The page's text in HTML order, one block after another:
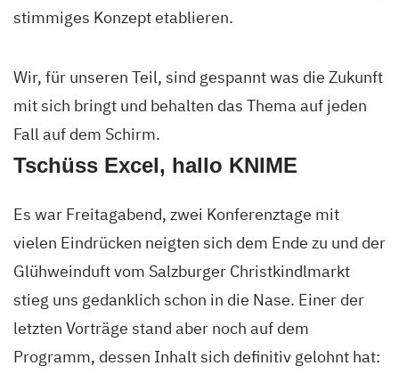
stimmiges Konzept etablieren.
Wir, für unseren Teil, sind gespannt was die Zukunft
mit sich bringt und behalten das Thema auf jeden
Fall auf dem Schirm.
Tschüss Excel, hallo KNIME
Es war Freitagabend, zwei Konferenztage mit
vielen Eindrücken neigten sich dem Ende zu und der
Glühweinduft vom Salzburger Christkindlmarkt
stieg uns gedanklich schon in die Nase. Einer der
letzten Vorträge stand aber noch auf dem
Programm, dessen Inhalt sich definitiv gelohnt hat: